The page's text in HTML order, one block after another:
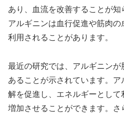
あり、血流を改善することが知
アルギニンは血行促進や筋肉
利用されることがあります。
最近の研究では、アルギニン
あることが示されています。
解を促進し、エネルギーとし
増加させることができます。